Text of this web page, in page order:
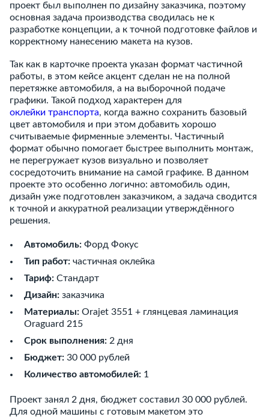
проект был выполнен по дизайну заказчика, поэтому
основная задача производства сводилась не к
разработке концепции, а к точной подготовке файлов и
корректному нанесению макета на кузов.
Так как в карточке проекта указан формат частичной
работы, в этом кейсе акцент сделан не на полной
перетяжке автомобиля, а на выборочной подаче
графики. Такой подход характерен для
оклейки транспорта, когда важно сохранить базовый
цвет автомобиля и при этом добавить хорошо
считываемые фирменные элементы. Частичный
формат обычно помогает быстрее выполнить монтаж,
не перегружает кузов визуально и позволяет
сосредоточить внимание на самой графике. В данном
проекте это особенно логично: автомобиль один,
дизайн уже подготовлен заказчиком, а задача сводится
к точной и аккуратной реализации утверждённого
решения.
Автомобиль: Форд Фокус
Тип работ: частичная оклейка
Тариф: Стандарт
Дизайн: заказчика
Материалы: Orajet 3551 + глянцевая ламинация
Oraguard 215
Срок выполнения: 2 дня
Бюджет: 30 000 рублей
Количество автомобилей: 1
Проект занял 2 дня, бюджет составил 30 000 рублей.
Для одной машины с готовым макетом это